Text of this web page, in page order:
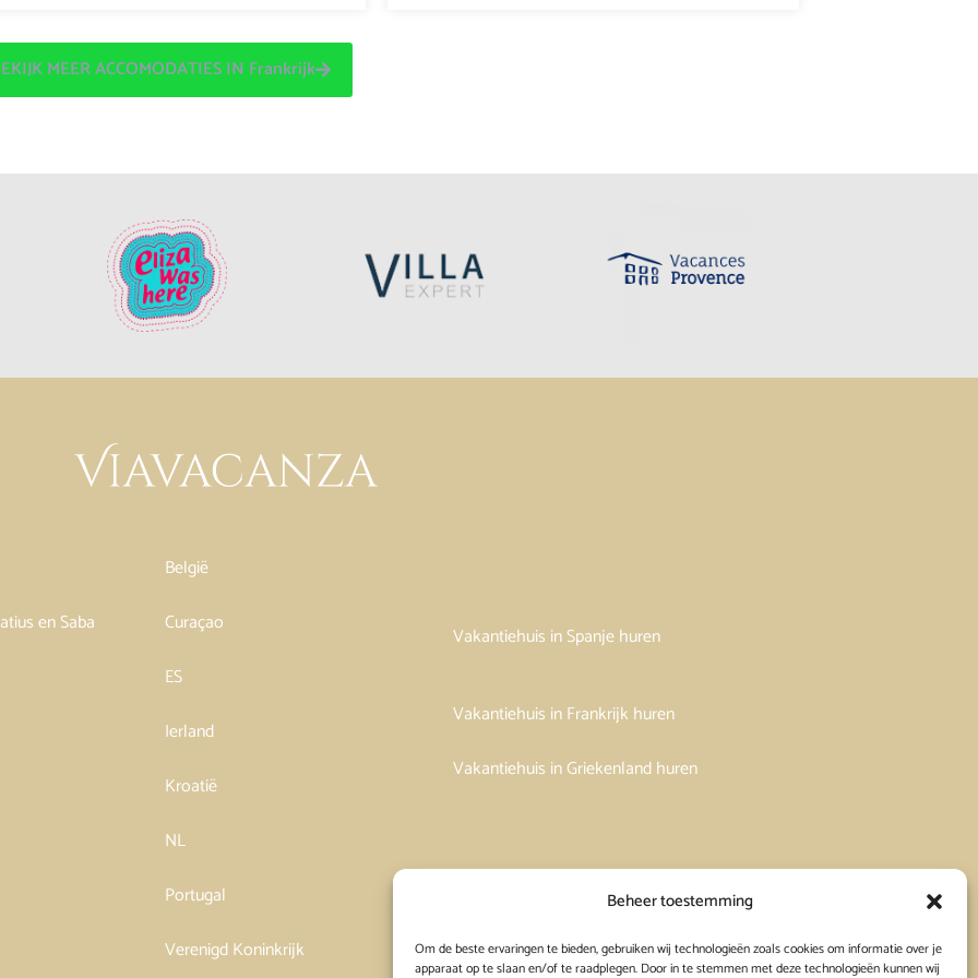
Beheer toestemming
Om de beste ervaringen te bieden, gebruiken wij technologieën zoals cookies om informatie over je
apparaat op te slaan en/of te raadplegen. Door in te stemmen met deze technologieën kunnen wij
MEER ACCOMODATIES IN Frankrijk
België
en Saba
Curaçao
ES
Ierland
Kroatië
NL
Portugal
Verenigd Koninkrijk
Vakantiehuis in Spanje huren
Vakantiehuis in Frankrijk huren
Vakantiehuis in Griekenland huren